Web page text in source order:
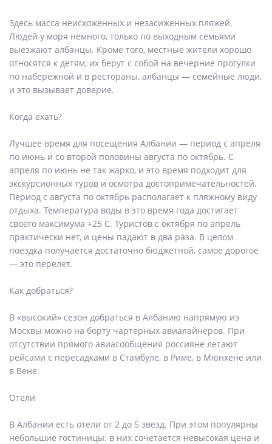
Здесь масса неисхоженных и незасиженных пляжей.
Людей у моря немного, только по выходным семьями
выезжают албанцы. Кроме того, местные жители хорошо
относятся к детям, их берут с собой на вечерние прогулки
по набережной и в рестораны, албанцы — семейные люди,
и это вызывает доверие.
Когда ехать?
Лучшее время для посещения Албании — период с апреля
по июнь и со второй половины августа по октябрь. С
апреля по июнь не так жарко, и это время подходит для
экскурсионных туров и осмотра достопримечательностей.
Период с августа по октябрь располагает к пляжному виду
отдыха. Температура воды в это время года достигает
своего максимума +25 C. Туристов с октября по апрель
практически нет, и цены падают в два раза. В целом
поездка получается достаточно бюджетной, самое дорогое
— это перелет.
Как добраться?
В «высокий» сезон добраться в Албанию напрямую из
Москвы можно на борту чартерных авиалайнеров. При
отсутствии прямого авиасообщения россияне летают
рейсами c пересадками в Стамбуле, в Риме, в Мюнхене или
в Вене.
Отели
В Албании есть отели от 2 до 5 звезд. При этом популярны
небольшие гостиницы: в них сочетается невысокая цена и